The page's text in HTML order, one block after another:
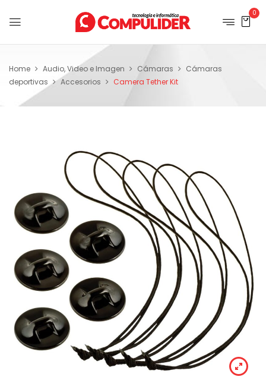
0
Home Audio, Video e Imagen Cámaras
Cámaras
deportivas
Accesorios Camera Tether Kit